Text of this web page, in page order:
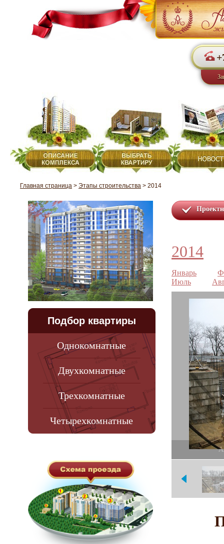
Главная страница > Этапы строительства > 2014
Подбор квартиры
Однокомнатные
Двухкомнатные
Трехкомнатные
Четырехкомнатные
2014
Январь
Июль